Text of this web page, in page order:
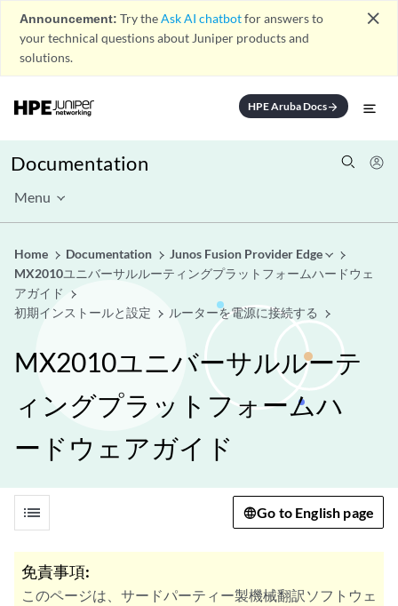
Announcement: Try theAsk AI chatbotfor answers to
your technical questions about Juniper products and
solutions.
close
HPE Aruba Docsarrow_forward
Documentation
Menu
Home Documentation
Junos Fusion Provider Edge
MX2010ユニバーサルルーティングプラットフォームハードウェ
アガイド
初期インストールと設定
ルーターを電源に接続する
MX2010ユニバーサルルーテ
ィングプラットフォームハ
ードウェアガイド
list Go to English page
免責事項:
このページは、サードパーティー製機械翻訳ソフトウェ